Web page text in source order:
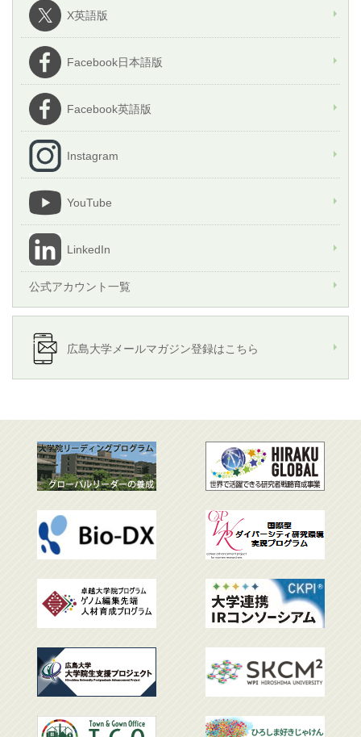
X英語版
Facebook日本語版
Facebook英語版
Instagram
YouTube
LinkedIn
公式アカウント一覧
広島大学メールマガジン登録はこちら